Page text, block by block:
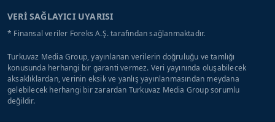
VERİ SAĞLAYICI UYARISI
* Finansal veriler Foreks A.Ş. tarafından sağlanmaktadır.
Turkuvaz Media Group, yayınlanan verilerin doğruluğu ve tamlığı
konusunda herhangi bir garanti vermez. Veri yayınında oluşabilecek
aksaklıklardan, verinin eksik ve yanlış yayınlanmasından meydana
gelebilecek herhangi bir zarardan Turkuvaz Media Group sorumlu
değildir.